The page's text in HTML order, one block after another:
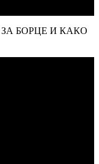
БОРЦЕ И КАКО